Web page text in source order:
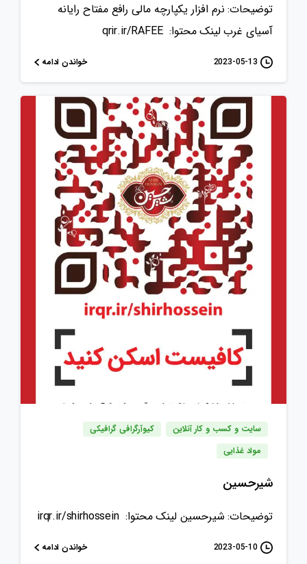
توضیحات: نرم افزار یکپارچه مالی رافع مفتاح رایانه
آسیای غرب لینک محتوا: qrir.ir/RAFEE
2023-05-13 خواندن ادامه
سایت و کسب و کار آنلاین
کیوآرگرافی گرافیکی
مواد غذایی
شیرحسین
توضیحات: شیرحسین لینک محتوا: irqr.ir/shirhossein
2023-05-10 خواندن ادامه